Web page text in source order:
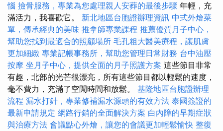
惱 撿骨服務，專業為您處理親人安葬的最後步驟 年輕，充
滿活力，我喜歡它。 新北地區台胞證辦理資訊 中式外燴菜
單，傳承經典的美味 推拿師專業課程 推薦優質月子中心，
幫助您找到最適合的照顧場所 毛孔粗大醫美療程，讓肌膚
更加細緻 專業記帳事務所，幫助您管理日常財務 台中油壓
按摩 坐月子中心，提供全面的月子照護方案 這些節目非常
有趣，北部的光芒很漂亮，所有這些節目都以輕鬆的速度，
毫不費力，充滿了空閒時間和放鬆。 基隆地區台胞證辦理
流程 漏水打針，專業修補漏水源頭的有效方法 泰國簽證的
最新申請規定 網路行銷的全面解決方案 白內障的早期症狀
與治療方法 會議點心外燴，讓您的會議更加輕鬆愉快 整復